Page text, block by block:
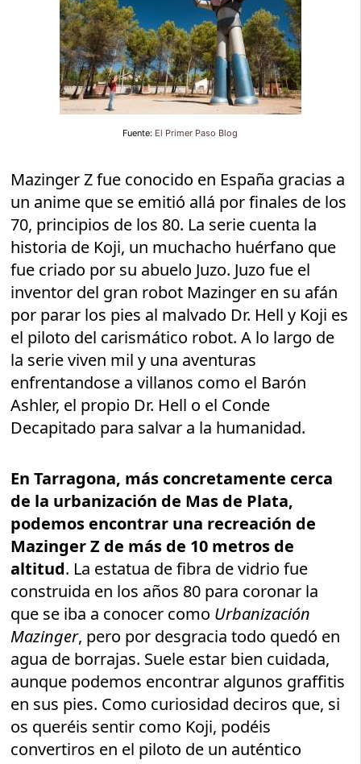
Fuente: El Primer Paso Blog
Mazinger Z fue conocido en España gracias a
un anime que se emitió allá por finales de los
70, principios de los 80. La serie cuenta la
historia de Koji, un muchacho huérfano que
fue criado por su abuelo Juzo. Juzo fue el
inventor del gran robot Mazinger en su afán
por parar los pies al malvado Dr. Hell y Koji es
el piloto del carismático robot. A lo largo de
la serie viven mil y una aventuras
enfrentandose a villanos como el Barón
Ashler, el propio Dr. Hell o el Conde
Decapitado para salvar a la humanidad.
En Tarragona, más concretamente cerca
de la urbanización de Mas de Plata,
podemos encontrar una recreación de
Mazinger Z de más de 10 metros de
altitud. La estatua de fibra de vidrio fue
construida en los años 80 para coronar la
que se iba a conocer como Urbanización
Mazinger, pero por desgracia todo quedó en
agua de borrajas. Suele estar bien cuidada,
aunque podemos encontrar algunos graffitis
en sus pies. Como curiosidad deciros que, si
os queréis sentir como Koji, podéis
convertiros en el piloto de un auténtico